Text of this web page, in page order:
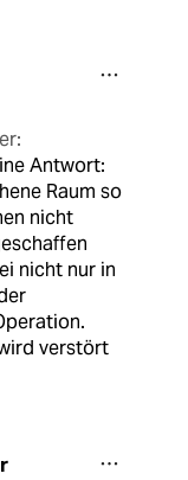
Antwort:
Raum so
nicht
nicht nur in
verstört